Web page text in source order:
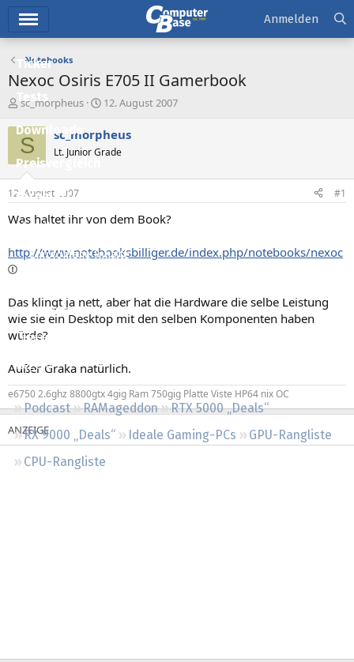
Ticker
Downloads
Preisvergleich
Forum
Aktuelles
Empfohlene Inhalte
Neueste Aktivitäten
Leserartikel
Regeln
Podcast RAMageddon
RTX 5000 „Deals“
RX 9000 „Deals“
Ideale Gaming-PCs
GPU-Rangliste
CPU-Rangliste
Anmelden
Notebooks
Nexoc Osiris E705 II Gamerbook
E
s
t
e
e
r
sc_morpheus
E
s
e
t
a
12. August 2007
S sc_morpheus
Lt. Junior Grade
12. August 2007 #1
Was haltet ihr von dem Book?
http://www.notebooksbilliger.de/index.php/notebooks/nexoc
Das klingt ja nett, aber hat die Hardware die selbe Leistung
wie sie ein Desktop mit den selben Komponenten haben
würde?
Außer Graka natürlich.
e6750 2.6ghz 8800gtx 4gig Ram 750gig Platte Viste HP64 nix OC